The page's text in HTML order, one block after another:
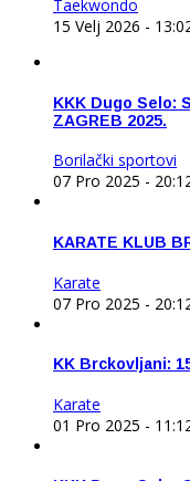
Taekwondo
15 Velj 2026 -
KKK Dugo Selo:
ZAGREB 2025.
Borilački sportovi
07 Pro 2025 -
KARATE KLUB
Karate
07 Pro 2025 -
KK Brckovljani:
Karate
01 Pro 2025 -